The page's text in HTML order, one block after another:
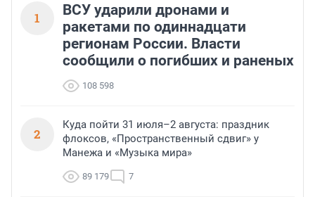
1
ВСУ ударили дронами и
ракетами по одиннадцати
регионам России. Власти
сообщили о погибших и раненых
108 598
2
Куда пойти 31 июля–2 августа: праздник
флоксов, «Пространственный сдвиг» у
Манежа и «Музыка мира»
89 179 7